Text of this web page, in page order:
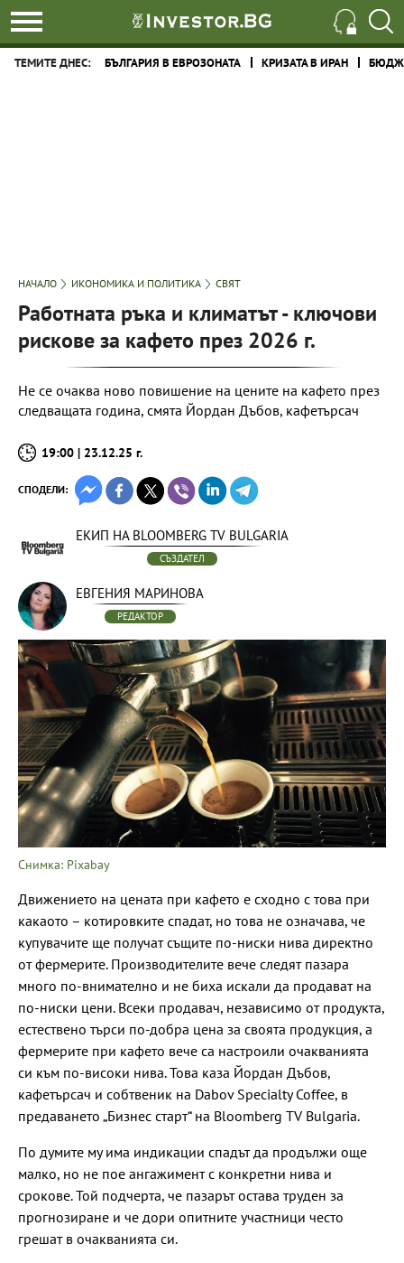
ТЕМИТЕ ДНЕС: БЪЛГАРИЯ В ЕВРОЗОНАТА КРИЗАТА В ИРАН
НАЧАЛО ИКОНОМИКА И ПОЛИТИКА СВЯТ
Работната ръка и климатът - ключови
рискове за кафето през 2026 г.
Не се очаква ново повишение на цените на кафето през
следващата година, смята Йордан Дъбов, кафетърсач
19:00 | 23.12.25 г.
СПОДЕЛИ:
ЕКИП НА BLOOMBERG TV BULGARIA
СЪЗДАТЕЛ
ЕВГЕНИЯ МАРИНОВА
РЕДАКТОР
Снимка: Pixabay
Движението на цената при кафето е сходно с това при
какаото – котировките спадат, но това не означава, че
купувачите ще получат същите по-ниски нива директно
от фермерите. Производителите вече следят пазара
много по-внимателно и не биха искали да продават на
по-ниски цени. Всеки продавач, независимо от продукта,
естествено търси по-добра цена за своята продукция, а
фермерите при кафето вече са настроили очакванията
си към по-високи нива. Това каза Йордан Дъбов,
кафетърсач и собтвеник на Dabov Specialty Coffee, в
предаването „Бизнес старт“ на Bloomberg TV Bulgaria.
По думите му има индикации спадът да продължи още
малко, но не пое ангажимент с конкретни нива и
срокове. Той подчерта, че пазарът остава труден за
прогнозиране и че дори опитните участници често
грешат в очакванията си.